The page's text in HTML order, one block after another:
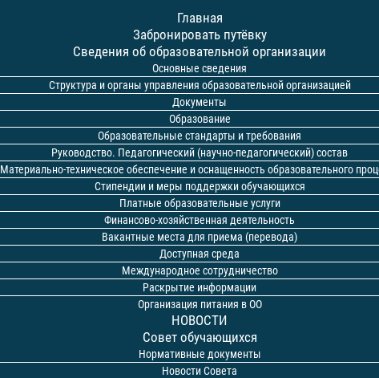
Главная
Забронировать путёвку
Сведения об образовательной организации
Основные сведения
Структура и органы управления образовательной организацией
Документы
Образование
Образовательные стандарты и требования
Руководство. Педагогический (научно-педагогический) состав
Материально-техническое обеспечение и оснащенность образовательного
Стипендии и меры поддержки обучающихся
Платные образовательные услуги
Финансово-хозяйственная деятельность
Вакантные места для приема (перевода)
Доступная среда
Международное сотрудничество
Раскрытие информации
Организация питания в ОО
НОВОСТИ
Совет обучающихся
Нормативные документы
Новости Совета